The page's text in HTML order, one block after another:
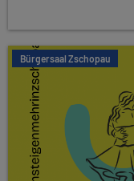
Bürgersaal Zschopau